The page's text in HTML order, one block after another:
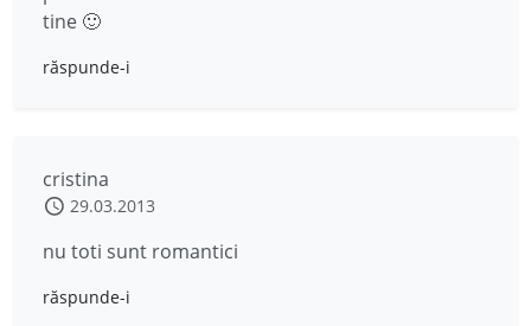
tine 🙂
răspunde-i
cristina
29.03.2013
nu toti sunt romantici
răspunde-i